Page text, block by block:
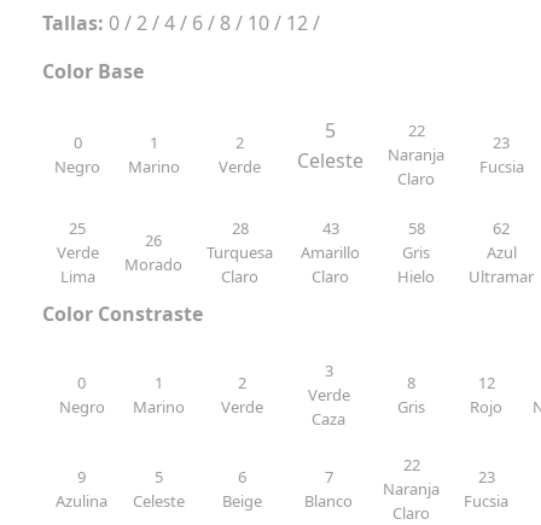
Tallas: 0 / 2 / 4 / 6 / 8 / 10 / 12 /
Color Base
0
Negro
1
Marino
2
Verde
5
Celeste
22
Naranja
Claro
23
Fucsia
25
Verde
Lima
26
Morado
28
Turquesa
Claro
43
Amarillo
Claro
58
Gris
Hielo
62
Azul
Ultramar
Color Constraste
0
Negro
1
Marino
2
Verde
3
Verde
Caza
8
Gris
12
Rojo
9
Azulina
5
Celeste
6
Beige
7
Blanco
22
Naranja
Claro
23
Fucsia